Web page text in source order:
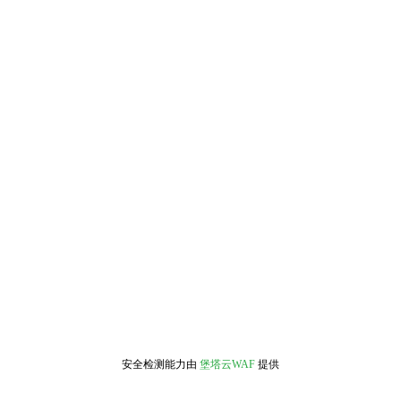
安全检测能力由 堡塔云WAF 提供